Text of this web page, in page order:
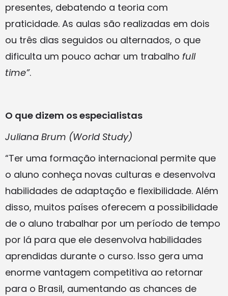
presentes, debatendo a teoria com
praticidade. As aulas são realizadas em dois
ou três dias seguidos ou alternados, o que
dificulta um pouco achar um trabalho full
time”.
O que dizem os especialistas
Juliana Brum (World Study)
“Ter uma formação internacional permite que
o aluno conheça novas culturas e desenvolva
habilidades de adaptação e flexibilidade. Além
disso, muitos países oferecem a possibilidade
de o aluno trabalhar por um período de tempo
por lá para que ele desenvolva habilidades
aprendidas durante o curso. Isso gera uma
enorme vantagem competitiva ao retornar
para o Brasil, aumentando as chances de